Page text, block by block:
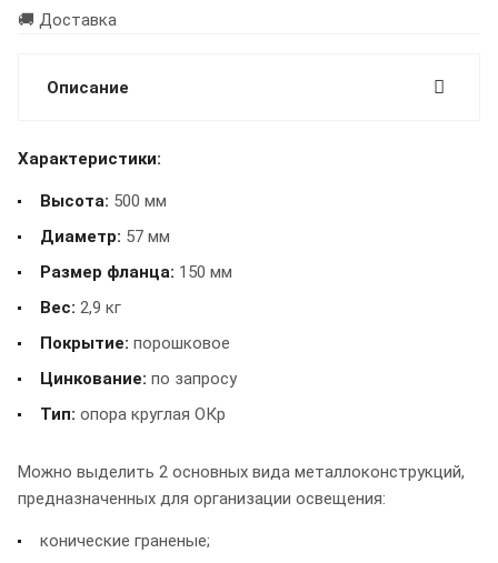
🚚 Доставка
Описание
Характеристики:
Высота: 500 мм
Диаметр: 57 мм
Размер фланца: 150 мм
Вес: 2,9 кг
Покрытие: порошковое
Цинкование: по запросу
Тип: опора круглая ОКр
Можно выделить 2 основных вида металлоконструкций,
предназначенных для организации освещения:
конические граненые;